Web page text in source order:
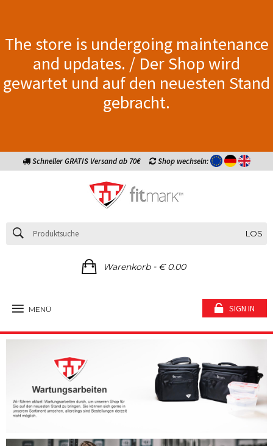
The store is undergoing maintenance
and updates. / Der Shop wird
gewartet und auf den neuesten Stand
gebracht.
Schneller GRATIS Versand ab 70€ Shop wechseln:
LOS
Warenkorb- € 0.00
MENÜ SIGN IN